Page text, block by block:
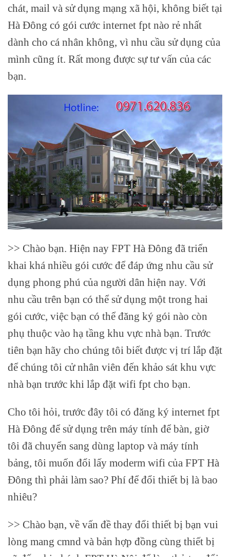
chát, mail và sử dụng mạng xã hội, không biết tại
Hà Đông có gói cước internet fpt nào rẻ nhất
dành cho cá nhân không, vì nhu cầu sử dụng của
mình cũng ít. Rất mong được sự tư vấn của các
bạn.
>> Chào bạn. Hiện nay FPT Hà Đông đã triển
khai khá nhiều gói cước để đáp ứng nhu cầu sử
dụng phong phú của người dân hiện nay. Với
nhu cầu trên bạn có thể sử dụng một trong hai
gói cước, việc bạn có thể đăng ký gói nào còn
phụ thuộc vào hạ tầng khu vực nhà bạn. Trước
tiên bạn hãy cho chúng tôi biết được vị trí lắp đặt
để chúng tôi cử nhân viên đến khảo sát khu vực
nhà bạn trước khi lắp đặt wifi fpt cho bạn.
Cho tôi hỏi, trước đây tôi có đăng ký internet fpt
Hà Đông để sử dụng trên máy tính để bàn, giờ
tôi đã chuyển sang dùng laptop và máy tính
bảng, tôi muốn đổi lấy moderm wifi của FPT Hà
Đông thì phải làm sao? Phí để đổi thiết bị là bao
nhiêu?
>> Chào bạn, về vấn đề thay đổi thiết bị bạn vui
lòng mang cmnd và bản hợp đồng cùng thiết bị